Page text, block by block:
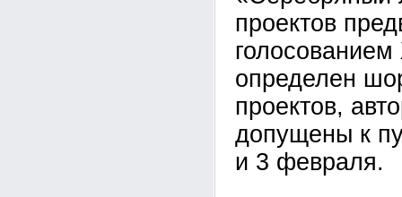
проектов
определен
проектов,
допущены к
и 3 февраля.